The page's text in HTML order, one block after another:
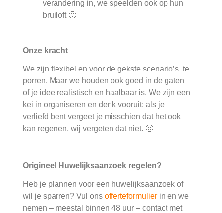
verandering in, we speelden ook op hun
bruiloft 🙂
Onze kracht
We zijn flexibel en voor de gekste scenario’s te
porren. Maar we houden ook goed in de gaten
of je idee realistisch en haalbaar is. We zijn een
kei in organiseren en denk vooruit: als je
verliefd bent vergeet je misschien dat het ook
kan regenen, wij vergeten dat niet. 🙂
Origineel Huwelijksaanzoek regelen?
Heb je plannen voor een huwelijksaanzoek of
wil je sparren? Vul ons offerteformulier in en we
nemen – meestal binnen 48 uur – contact met